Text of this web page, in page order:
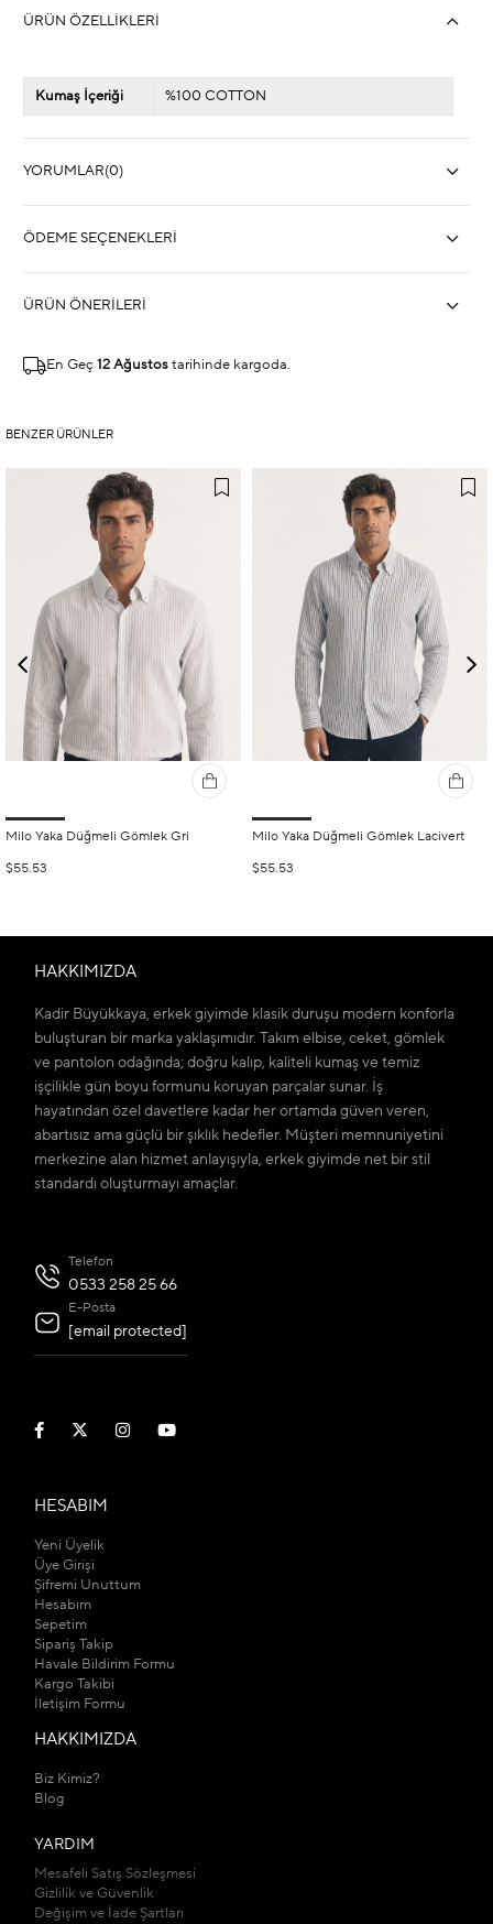
ÜRÜN ÖZELLIKLERI
Kumaş İçeriği %100 COTTON
YORUMLAR(0)
ÖDEME SEÇENEKLERI
ÜRÜN ÖNERILERI
En Geç 12 Ağustos tarihinde kargoda.
BENZER ÜRÜNLER
Milo Yaka Düğmeli Gömlek Gri
$55.53
Milo Yaka Düğmeli Gömlek Lacivert
$55.53
HAKKIMIZDA
Kadir Büyükkaya, erkek giyimde klasik duruşu modern konforla
buluşturan bir marka yaklaşımıdır. Takım elbise, ceket, gömlek
ve pantolon odağında; doğru kalıp, kaliteli kumaş ve temiz
işçilikle gün boyu formunu koruyan parçalar sunar. İş
hayatından özel davetlere kadar her ortamda güven veren,
abartısız ama güçlü bir şıklık hedefler. Müşteri memnuniyetini
merkezine alan hizmet anlayışıyla, erkek giyimde net bir stil
standardı oluşturmayı amaçlar.
Telefon
0533 258 25 66
E-Posta
[email protected]
HESABIM
Yeni Üyelik
Üye Girişi
Şifremi Unuttum
Hesabım
Sepetim
Sipariş Takip
Havale Bildirim Formu
Kargo Takibi
İletişim Formu
HAKKIMIZDA
Biz Kimiz?
Blog
YARDIM
Mesafeli Satış Sözleşmesi
Gizlilik ve Güvenlik
Değişim ve İade Şartları